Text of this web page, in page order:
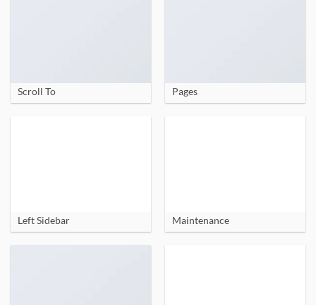
Scroll To Pages
Left Sidebar Maintenance